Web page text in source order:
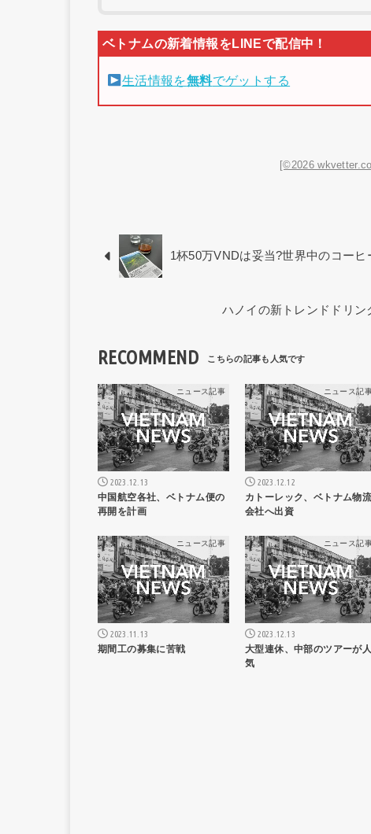
生活情報を無料でゲットする
[©2026
1杯50万VNDは妥当?世界中のコー
ハノイの新トレンドドリン
RECOMMEND
ニュース記事
2023.12.13
中国航空各社、ベトナム便の
再開を計画
ニュース記
2023.12.12
カトーレック、ベトナム物
会社へ出資
ニュース記事
2023.11.13
期間工の募集に苦戦
ニュース記
2023.12.13
大型連休、中部のツアーが人
気